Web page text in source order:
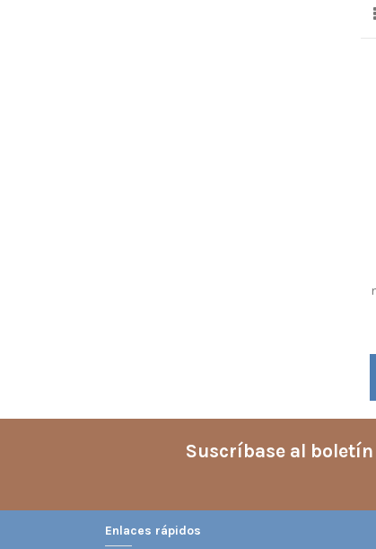
Suscríbase al
Enlaces rápidos